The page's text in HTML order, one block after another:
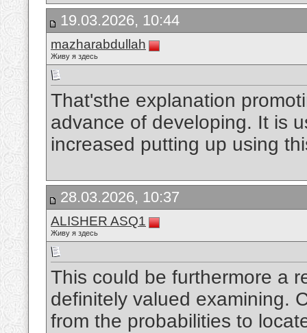
19.03.2026, 10:44
mazharabdullah
Живу я здесь
That'sthe explanation
advance of developing. It is
increased putting up using
28.03.2026, 10:37
ALISHER ASQ1
Живу я здесь
This could be furthermore a
definitely valued examining.
from the probabilities to